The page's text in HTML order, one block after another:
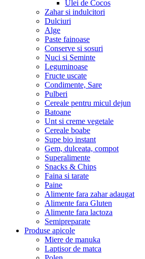
Ulei de Cocos
Zahar si indulcitori
Dulciuri
Alge
Paste fainoase
Conserve si sosuri
Nuci si Seminte
Leguminoase
Fructe uscate
Condimente, Sare
Pulberi
Cereale pentru micul dejun
Batoane
Unt si creme vegetale
Cereale boabe
Supe bio instant
Gem, dulceata, compot
Superalimente
Snacks & Chips
Faina si tarate
Paine
Alimente fara zahar adaugat
Alimente fara Gluten
Alimente fara lactoza
Semipreparate
Produse apicole
Miere de manuka
Laptisor de matca